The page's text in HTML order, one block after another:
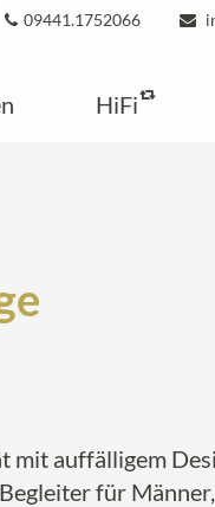
09441.1752066
HiFi
mit auffälligem
für